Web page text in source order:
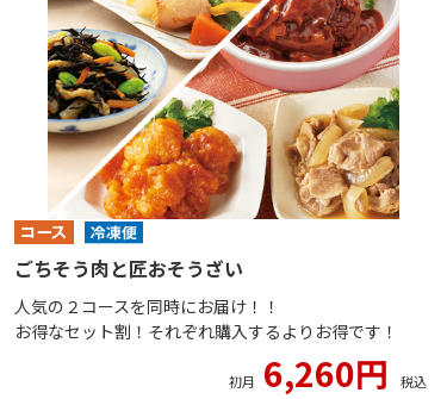
ごちそう肉と匠おそうざい
人気の２コースを同時にお届け！！
お得なセット割！それぞれ購入するよりお得です！
初月 6,260円 税込